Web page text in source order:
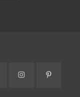
Instagram